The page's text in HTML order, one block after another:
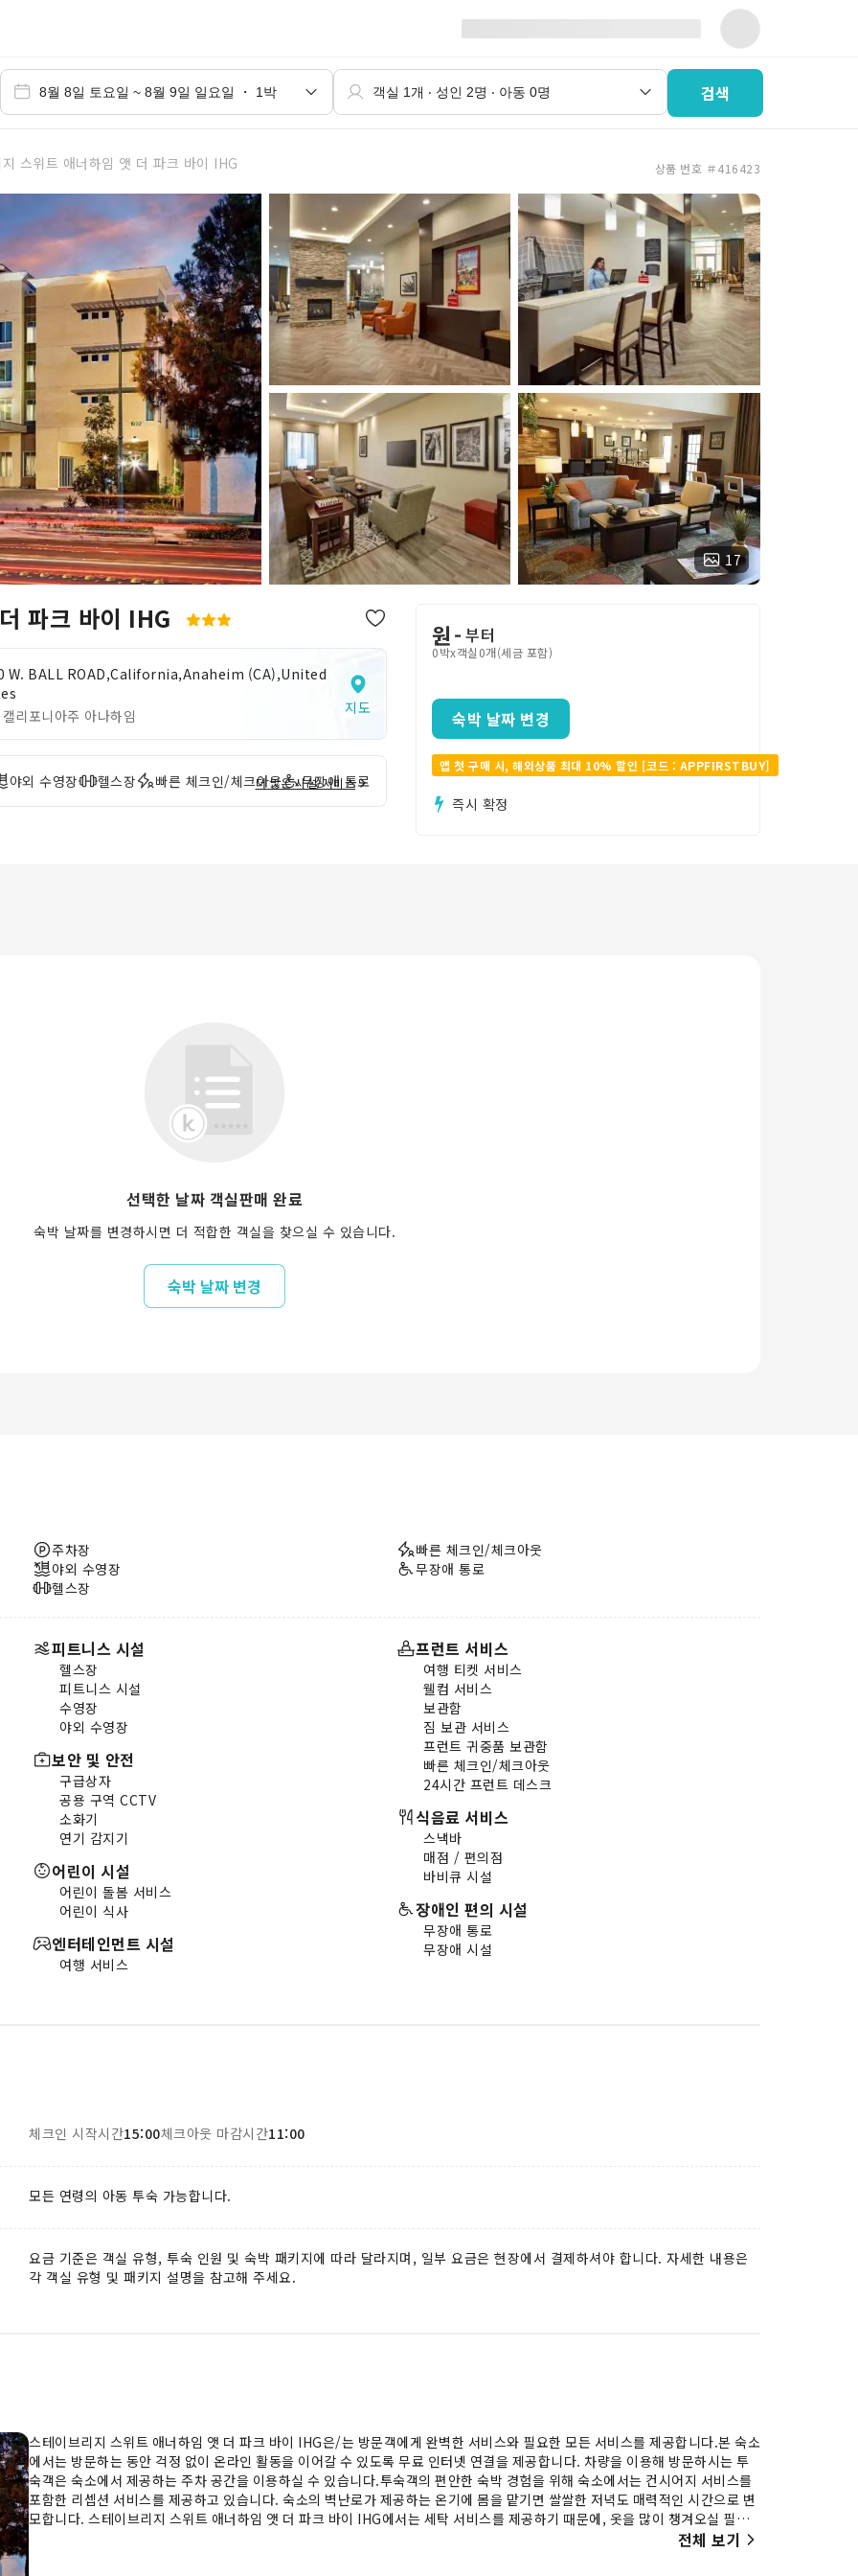
검색
스위트 애너하임 앳 더 파크 바이 IHG 상품 번호 ＃416423
17
파크 바이 IHG
W. BALL ROAD,California,Anaheim (CA),United
리포니아주 아나하임
지도
야외 수영장 헬스장 빠른 체크인/체크아웃 무장애 통로
더 많은 시설/서비스
원-부터
0박x객실0개(세금 포함)
숙박 날짜 변경
앱 첫 구매 시, 해외상품 최대 10% 할인 [코드 : APPFIRSTBUY]
즉시 확정
선택한 날짜 객실판매 완료
숙박 날짜를 변경하시면 더 적합한 객실을 찾으실 수 있습니다.
숙박 날짜 변경
주차장
야외 수영장
헬스장
빠른 체크인/체크아웃
무장애 통로
피트니스 시설
헬스장
피트니스 시설
수영장
야외 수영장
보안 및 안전
구급상자
공용 구역 CCTV
소화기
연기 감지기
어린이 시설
어린이 돌봄 서비스
어린이 식사
엔터테인먼트 시설
여행 서비스
프런트 서비스
여행 티켓 서비스
웰컴 서비스
보관함
짐 보관 서비스
프런트 귀중품 보관함
빠른 체크인/체크아웃
24시간 프런트 데스크
식음료 서비스
스낵바
매점 / 편의점
바비큐 시설
장애인 편의 시설
무장애 통로
무장애 시설
체크인 시작시간15:00체크아웃 마감시간11:00
모든 연령의 아동 투숙 가능합니다.
요금 기준은 객실 유형, 투숙 인원 및 숙박 패키지에 따라 달라지며, 일부 요금은 현장에서 결제하셔야 합니다. 자세한 내용은
각 객실 유형 및 패키지 설명을 참고해 주세요.
스테이브리지 스위트 애너하임 앳 더 파크 바이 IHG은/는 방문객에게 완벽한 서비스와 필요한 모든 서비스를 제공합니다.본 숙소
에서는 방문하는 동안 걱정 없이 온라인 활동을 이어갈 수 있도록 무료 인터넷 연결을 제공합니다. 차량을 이용해 방문하시는 투
숙객은 숙소에서 제공하는 주차 공간을 이용하실 수 있습니다.투숙객의 편안한 숙박 경험을 위해 숙소에서는 컨시어지 서비스를
포함한 리셉션 서비스를 제공하고 있습니다. 숙소의 벽난로가 제공하는 온기에 몸을 맡기면 쌀쌀한 저녁도 매력적인 시간으로 변
모합니다. 스테이브리지 스위트 애너하임 앳 더 파크 바이 IHG에서는 세탁 서비스를 제공하기 때문에, 옷을 많이 챙겨오실 필요
가 없습니다. 모든 투숙객이 불편을 겪지 않도록 숙소 시설 내에서는 흡연은 금지되어 있습니다. 스테이브리지 스위트 애너하임
전체 보기